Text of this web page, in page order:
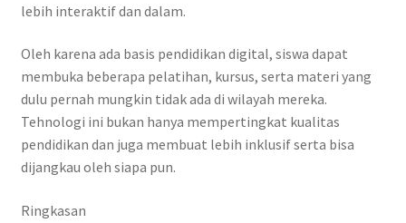
lebih interaktif dan dalam.
Oleh karena ada basis pendidikan digital, siswa dapat
membuka beberapa pelatihan, kursus, serta materi yang
dulu pernah mungkin tidak ada di wilayah mereka.
Tehnologi ini bukan hanya mempertingkat kualitas
pendidikan dan juga membuat lebih inklusif serta bisa
dijangkau oleh siapa pun.
Ringkasan